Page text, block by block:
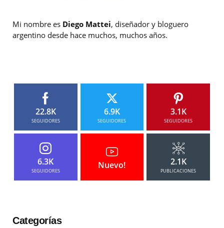
Mi nombre es Diego Mattei, diseñador y bloguero
argentino desde hace muchos, muchos años.
22.8K
SEGUIDORES
6.9K
SEGUIDORES
3.1K
SEGUIDORES
6.3K
SEGUIDORES
Nuevo! 2.1K
PUBLICACIONES
Categorías